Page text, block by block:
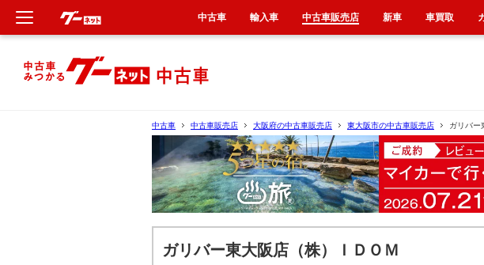
中古車 中古車販売店 大阪府の中古車販売店 東大阪市の中古車販売店 ガリバー
ガリバー東大阪店（株）ＩＤＯＭ
中古車 輸入車 中古車販売店 新車 車買取
新車